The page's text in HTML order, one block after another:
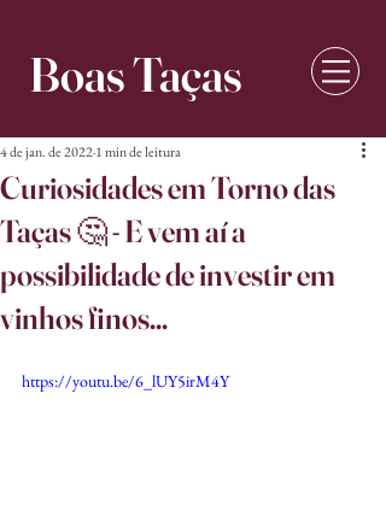
Boas Taças
Curiosidades em Torno das
Taças 🤔 - E vem aí a
possibilidade de investir em
vinhos finos...
4 de jan. de 20221 min de leitura
https://youtu.be/6_lUY5irM4Y